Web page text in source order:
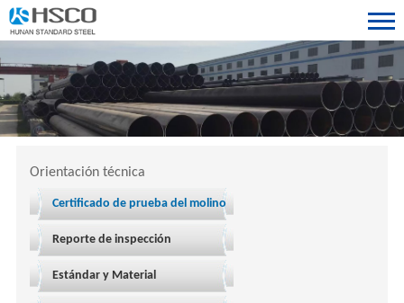
Orientación técnica
Certificado de prueba del molino
Reporte de inspección
Estándar y Material